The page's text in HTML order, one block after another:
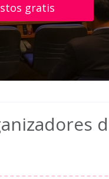
gratis